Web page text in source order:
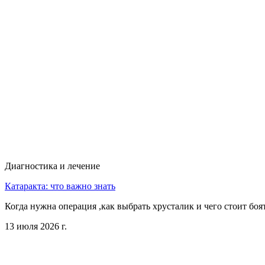
Диагностика и лечение
Катаракта: что важно знать
Когда нужна операция ,как выбрать хрусталик и чего стоит
13 июля 2026 г.